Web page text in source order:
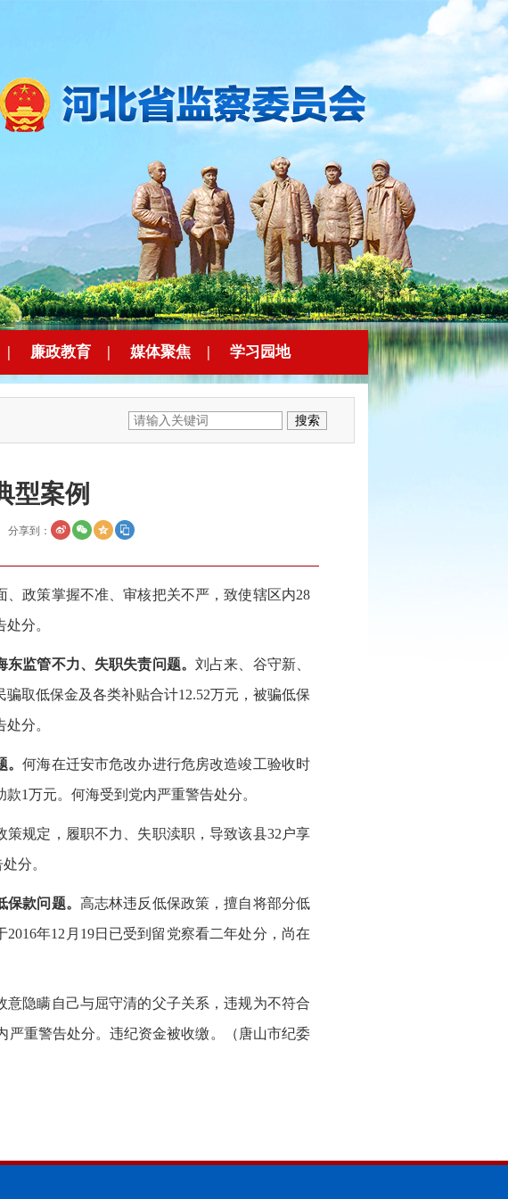
| 廉政教育 | 媒体聚焦 | 学习园地
型案例
分享到：
、政策掌握不准、审核把关不严，致使辖区内28
分。
东监管不力、失职失责问题。刘占来、谷守新、
取低保金及各类补贴合计12.52万元，被骗低保
分。
。何海在迁安市危改办进行危房改造竣工验收时
1万元。何海受到党内严重警告处分。
策规定，履职不力、失职渎职，导致该县32户享
分。
款问题。 高志林违反低保政策，擅自将部分低
年12月19日已受到留党察看二年处分，尚在
意隐瞒自己与屈守清的父子关系，违规为不符合
严重警告处分。违纪资金被收缴。（唐山市纪委